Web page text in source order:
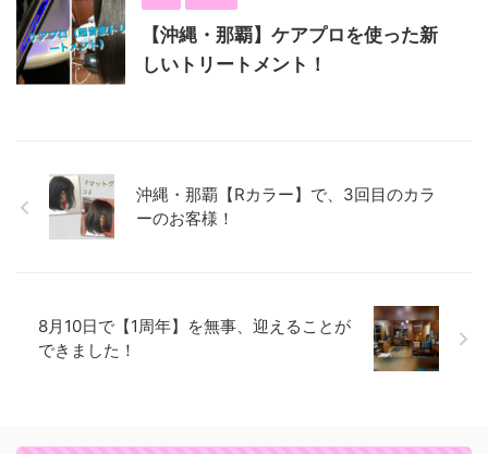
【沖縄・那覇】ケアプロを使った新
しいトリートメント！
沖縄・那覇【Rカラー】で、3回目のカラ
ーのお客様！
8月10日で【1周年】を無事、迎えることが
できました！